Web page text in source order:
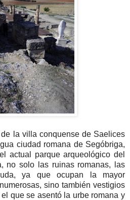
la villa conquense de Saelices
ciudad romana de Segóbriga,
actual parque arqueológico del
no solo las ruinas romanas, las
ya que ocupan la mayor
sino también vestigios
que se asentó la urbe romana y